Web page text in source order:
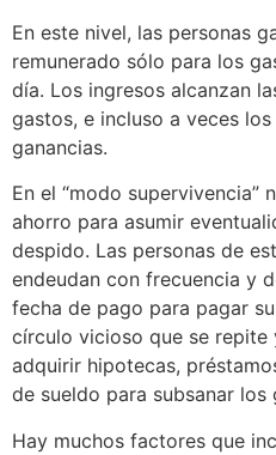
En este nivel, las personas
remunerado sólo para los
día. Los ingresos alcanzan
gastos, e incluso a veces
ganancias.
En el “modo supervivencia”
ahorro para asumir
despido. Las personas de
endeudan con frecuencia y
fecha de pago para pagar
círculo vicioso que se repite
adquirir hipotecas,
de sueldo para subsanar los
Hay muchos factores que